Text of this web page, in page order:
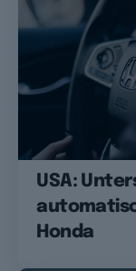
USA:
Honda